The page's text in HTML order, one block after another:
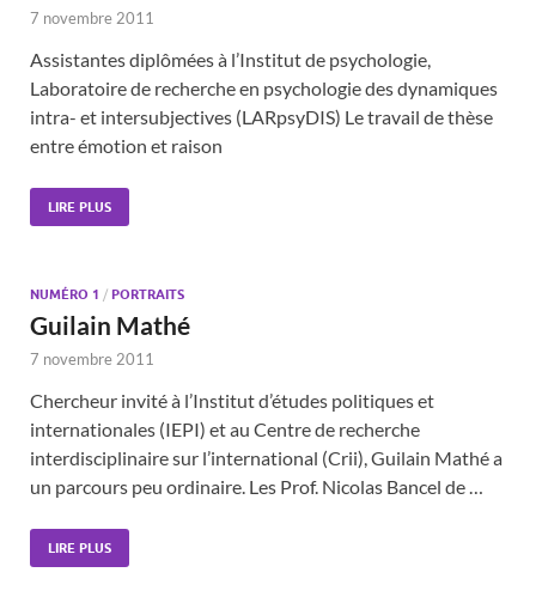
7 novembre 2011
Assistantes diplômées à l’Institut de psychologie,
Laboratoire de recherche en psychologie des dynamiques
intra- et intersubjectives (LARpsyDIS) Le travail de thèse
entre émotion et raison
LIRE PLUS
NUMÉRO 1 / PORTRAITS
Guilain Mathé
7 novembre 2011
Chercheur invité à l’Institut d’études politiques et
internationales (IEPI) et au Centre de recherche
interdisciplinaire sur l’international (Crii), Guilain Mathé a
un parcours peu ordinaire. Les Prof. Nicolas Bancel de …
LIRE PLUS